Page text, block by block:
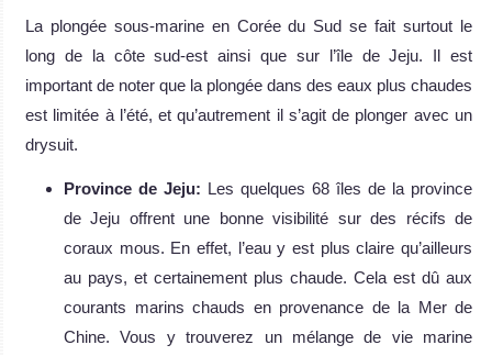
La plongée sous-marine en Corée du Sud se fait surtout le
long de la côte sud-est ainsi que sur l’île de Jeju. Il est
important de noter que la plongée dans des eaux plus chaudes
est limitée à l’été, et qu’autrement il s’agit de plonger avec un
drysuit.
Province de Jeju: Les quelques 68 îles de la province
de Jeju offrent une bonne visibilité sur des récifs de
coraux mous. En effet, l’eau y est plus claire qu’ailleurs
au pays, et certainement plus chaude. Cela est dû aux
courants marins chauds en provenance de la Mer de
Chine. Vous y trouverez un mélange de vie marine